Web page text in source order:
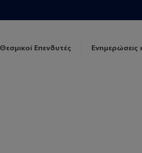
Θεσμικοί Επενδυτές Ενημερώσεις